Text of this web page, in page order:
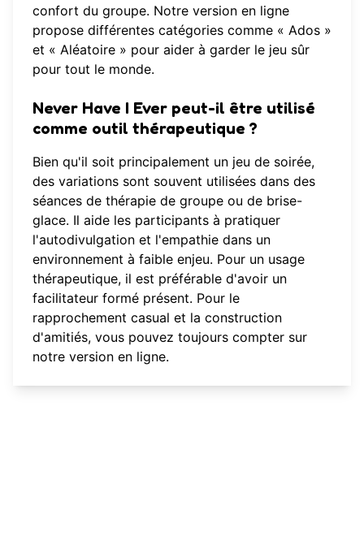
confort du groupe. Notre version en ligne
propose différentes catégories comme « Ados »
et « Aléatoire » pour aider à garder le jeu sûr
pour tout le monde.
Never Have I Ever peut-il être utilisé
comme outil thérapeutique ?
Bien qu'il soit principalement un jeu de soirée,
des variations sont souvent utilisées dans des
séances de thérapie de groupe ou de brise-
glace. Il aide les participants à pratiquer
l'autodivulgation et l'empathie dans un
environnement à faible enjeu. Pour un usage
thérapeutique, il est préférable d'avoir un
facilitateur formé présent. Pour le
rapprochement casual et la construction
d'amitiés, vous pouvez toujours compter sur
notre version en ligne.